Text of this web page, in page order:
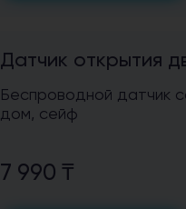
Датчик открытия
Беспроводной датчик
дом, сейф
7 990 ₸